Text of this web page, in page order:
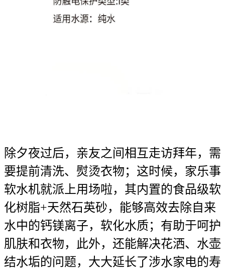
除夕夜过后，亲友之间相互走访拜年，需
要提前清洗、熨烫衣物；这时候，家乐事
软水机就派上用场啦，其内置的食品级软
化树脂+天然石英砂，能够高效去除自来
水中的钙镁离子，软化水质；有助于呵护
肌肤和衣物，此外，还能解决花洒、水壶
结水垢的问题，大大延长了涉水家电的寿